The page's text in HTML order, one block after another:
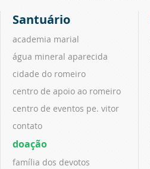
Santuário
academia marial
água mineral aparecida
cidade do romeiro
centro de apoio ao romeiro
centro de eventos pe. vitor
contato
doação
família dos devotos